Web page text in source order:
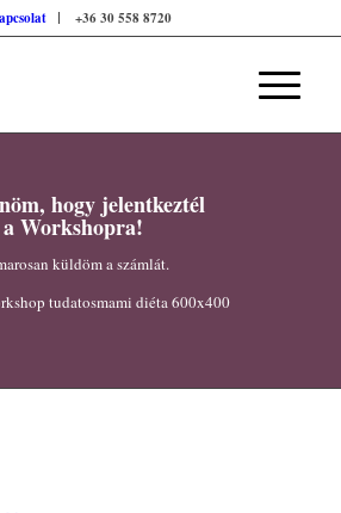
+36 30 558 8720
hogy jelentkeztél
a Workshopra!
küldöm a számlát.